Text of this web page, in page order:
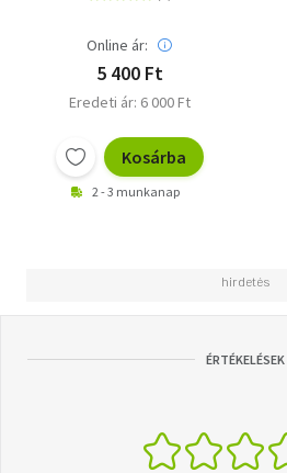
Online ár:
5 400 Ft
Eredeti ár: 6 000 Ft
Kosárba
2 - 3 munkanap
ÉRTÉKELÉSEK